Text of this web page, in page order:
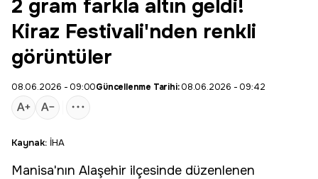
2 gram farkla altın geldi!
Kiraz Festivali'nden renkli
görüntüler
08.06.2026 - 09:00Güncellenme Tarihi:08.06.2026 - 09:42
Kaynak: İHA
Manisa'nın Alaşehir ilçesinde düzenlenen